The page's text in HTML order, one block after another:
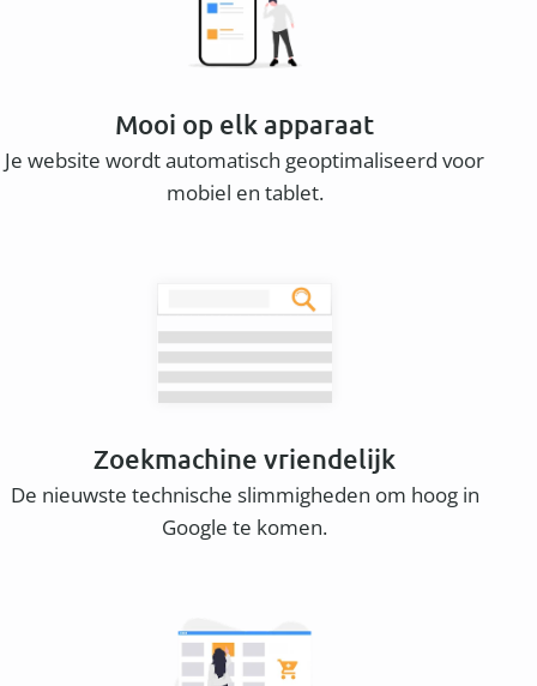
Mooi op elk apparaat
Je website wordt automatisch geoptimaliseerd voor
mobiel en tablet.
Zoekmachine vriendelijk
De nieuwste technische slimmigheden om hoog in
Google te komen.